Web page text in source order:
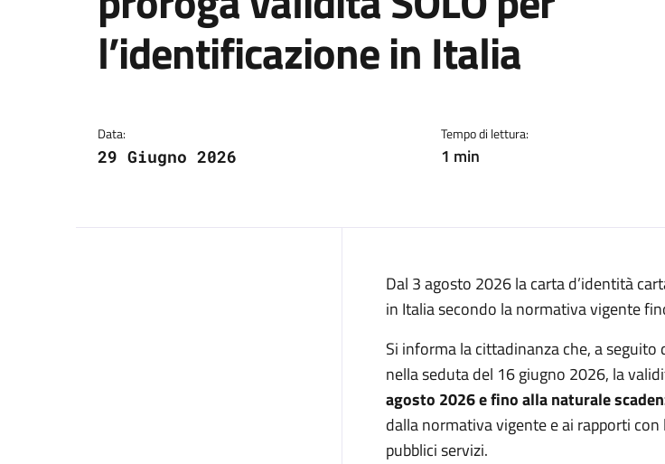
l’identificazione in Italia
Data:
29 Giugno 2026
Tempo di lettura:
1 min
Dal 3 agosto 2026 la carta d’identità
in Italia secondo la normativa vigente
Si informa la cittadinanza che, a
nella seduta del 16 giugno 2026, la
agosto 2026 e fino alla naturale
dalla normativa vigente e ai rapporti
pubblici servizi.